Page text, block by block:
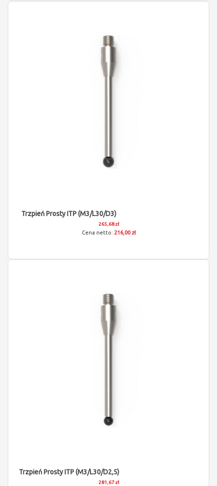
Trzpień Prosty ITP (M3/L30/D3)
265,68 zł
216,00 zł
Trzpień Prosty ITP (M3/L30/D2,5)
281,67 zł